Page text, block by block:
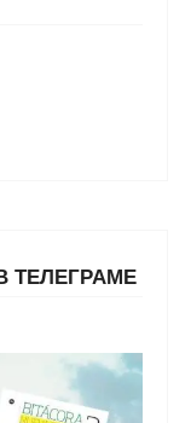
ТЕЛЕГРАМЕ